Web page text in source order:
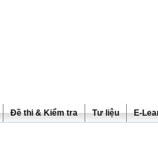
Đề thi & Kiểm tra Tư liệu E-